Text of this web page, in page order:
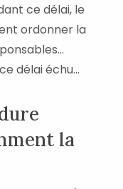
ce délai, le
ordonner la
délai échu...
la